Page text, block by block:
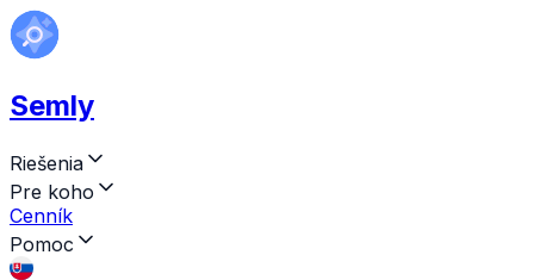
Semly
Riešenia
Pre koho
Cenník
Pomoc